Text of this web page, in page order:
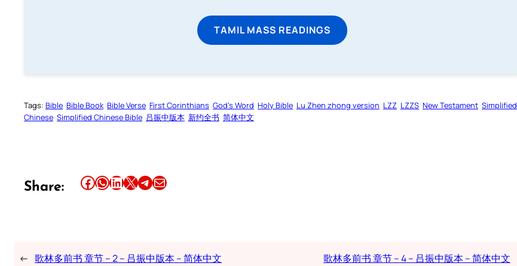
TAMIL MASS READINGS
Tags: Bible Bible Book Bible Verse First Corinthians God’s Word Holy Bible Lu Zhen zhong version LZZ LZZS New Testament Simplified
Chinese Simplified Chinese Bible 吕振中版本 新约全书 简体中文
Share: Share this article on Facebook Share this article on WhatsApp Share this article on LinkedIn Share this article on X Share this article on TelegramEmail this Article
← 歌林多前书 章节 – 2 – 吕振中版本 – 简体中文 歌林多前书 章节 – 4 – 吕振中版本 – 简体中文